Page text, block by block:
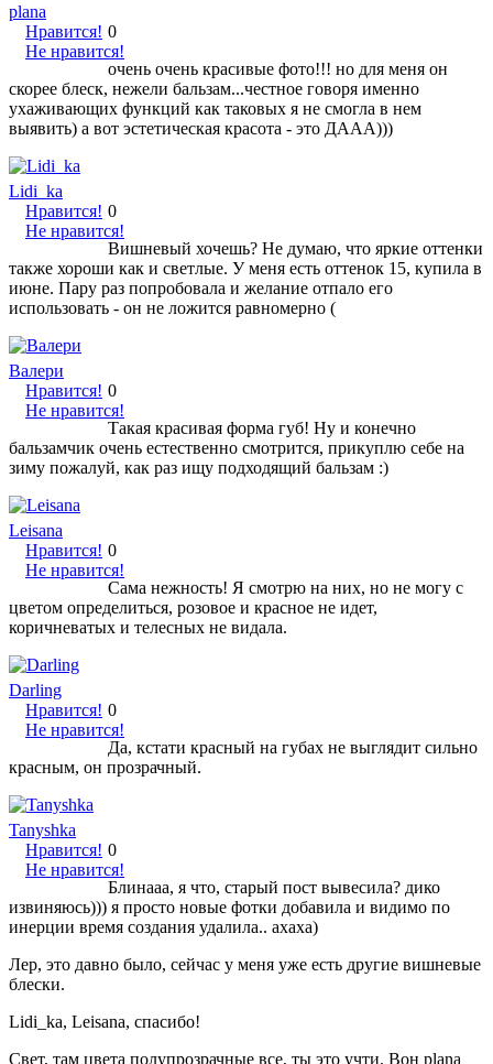
plana
Нравится!
Не нравится!
0
очень очень красивые фото!!! но для меня он
скорее блеск, нежели бальзам...честное говоря именно
ухаживающих функций как таковых я не смогла в нем
выявить) а вот эстетическая красота - это ДААА)))
Lidi_ka
Нравится!
Не нравится!
0
Вишневый хочешь? Не думаю, что яркие оттенки
также хороши как и светлые. У меня есть оттенок 15, купила в
июне. Пару раз попробовала и желание отпало его
использовать - он не ложится равномерно (
Валери
Нравится!
Не нравится!
0
Такая красивая форма губ! Ну и конечно
бальзамчик очень естественно смотрится, прикуплю себе на
зиму пожалуй, как раз ищу подходящий бальзам :)
Leisana
Нравится!
Не нравится!
0
Сама нежность! Я смотрю на них, но не могу с
цветом определиться, розовое и красное не идет,
коричневатых и телесных не видала.
Darling
Нравится!
Не нравится!
0
Да, кстати красный на губах не выглядит сильно
красным, он прозрачный.
Tanyshka
Нравится!
Не нравится!
0
Блинааа, я что, старый пост вывесила? дико
извиняюсь))) я просто новые фотки добавила и видимо по
инерции время создания удалила.. ахаха)
Лер, это давно было, сейчас у меня уже есть другие вишневые
блески.
Lidi_ka, Leisana, спасибо!
Свет, там цвета полупрозрачные все, ты это учти. Вон plana